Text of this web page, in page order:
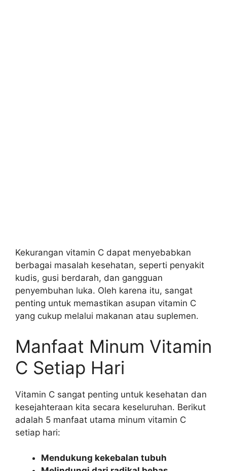
Kekurangan vitamin C dapat menyebabkan
berbagai masalah kesehatan, seperti penyakit
kudis, gusi berdarah, dan gangguan
penyembuhan luka. Oleh karena itu, sangat
penting untuk memastikan asupan vitamin C
yang cukup melalui makanan atau suplemen.
Manfaat Minum Vitamin
C Setiap Hari
Vitamin C sangat penting untuk kesehatan dan
kesejahteraan kita secara keseluruhan. Berikut
adalah 5 manfaat utama minum vitamin C
setiap hari:
Mendukung kekebalan tubuh